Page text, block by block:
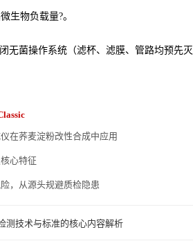
生物负载量?。
无菌操作系统（滤杯、滤膜、管路均预先
在荞麦淀粉改性合成中应用
心特征
，从源头规避质检隐患
测技术与标准的核心内容解析